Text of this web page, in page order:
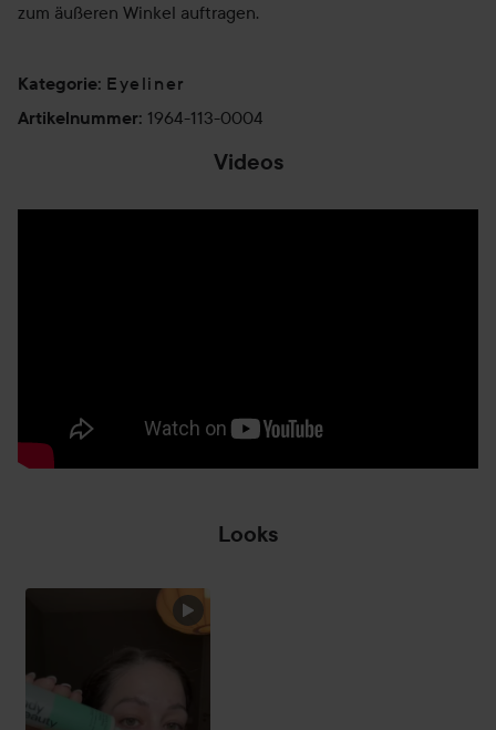
zum äußeren Winkel auftragen.
Kategorie: Eyeliner
Artikelnummer: 1964-113-0004
Videos
Looks